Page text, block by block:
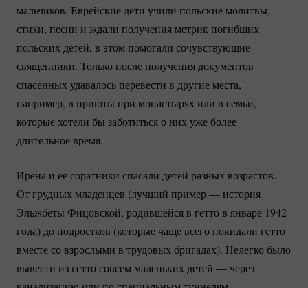
мальчиков. Еврейские дети учили польские молитвы,
стихи, песни и ждали получения метрик погибших
польских детей, в этом помогали сочувствующие
священники. Только после получения документов
спасенных удавалось перевести в другие места,
например, в приюты при монастырях или в семьи,
которые хотели бы заботиться о них уже более
длительное время.
Ирена и ее соратники спасали детей разных возрастов.
От грудных младенцев (лучший пример — история
Эльжбеты Фицовской, родившейся в гетто в январе 1942
года) до подростков (которые чаще всего покидали гетто
вместе со взрослыми в трудовых бригадах). Нелегко было
вывести из гетто совсем маленьких детей — через